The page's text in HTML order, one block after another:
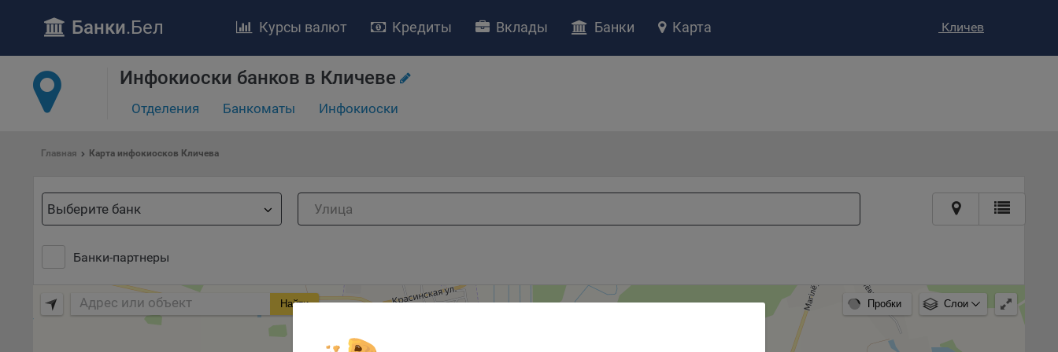
Общество с ограниченной ответственностью «Майфин» (далее –
уделяет особое внимание защите персональных данных при их обработке и
ответственно подходит к соблюдению прав субъектов персональных данных.
«Закон»).
Политика разъясняет субъектам персональных данных, которые
процесс такой обработки.
указанных в пункте 3 Политики, при их посещении для отражения действий,
Банки.Бел Кличев
Курсы валют Кредиты Вклады Банки Карта
Инфокиоски банков в Кличеве
Отделения Банкоматы Инфокиоски
Главная Карта инфокиосков Кличева
Выберите банк
Банки-партнеры
Найти Пробки Слои